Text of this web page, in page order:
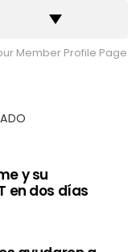
Member Profile Page
y su
en dos días